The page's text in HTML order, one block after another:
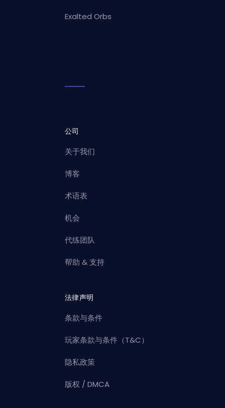
Exalted Orbs
公司
关于我们
博客
术语表
机会
代练团队
帮助 & 支持
法律声明
条款与条件
玩家条款与条件（T&C）
隐私政策
版权 / DMCA